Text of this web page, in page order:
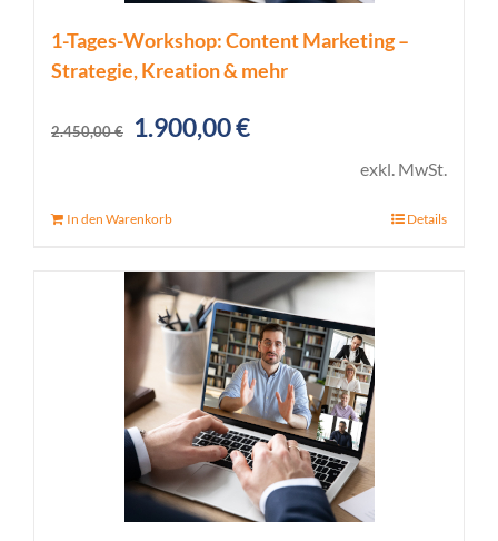
1-Tages-Workshop: Content Marketing –
Strategie, Kreation & mehr
2.450,00€
Ursprünglicher
1.900,00€Aktueller
exkl. MwSt.
In den Warenkorb Details